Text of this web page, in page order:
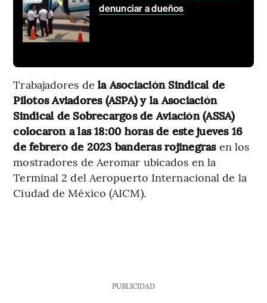
denunciar a dueños
Trabajadores de la Asociación Sindical de
Pilotos Aviadores (ASPA) y la Asociación
Sindical de Sobrecargos de Aviación (ASSA)
colocaron a las 18:00 horas de este jueves 16
de febrero de 2023 banderas rojinegrasen los
mostradores de Aeromar ubicados en la
Terminal 2 del Aeropuerto Internacional de la
Ciudad de México (AICM).
PUBLICIDAD